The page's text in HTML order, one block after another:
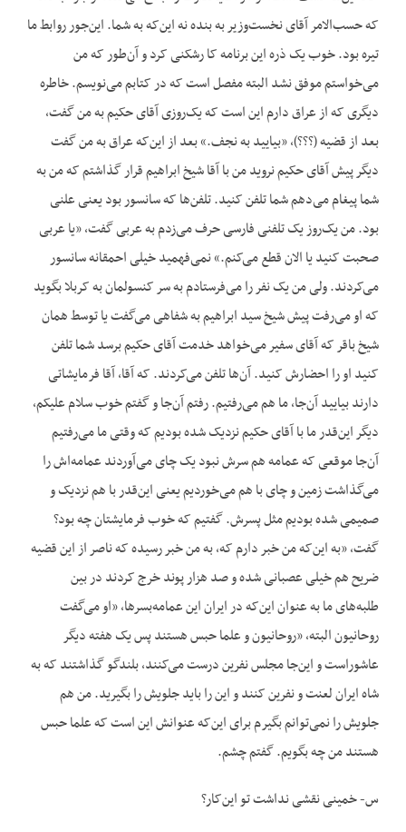
که حسب‌الامر آقای نخست‌وزیر به بنده نه این‌که به شما. این‌جور روابط ما
تیره بود. خوب یک ذره این برنامه کا رشکنی کرد و آن‌طور که من
می‌خواستم موفق نشد البته مفصل است که در کتابم می‌نویسم. خاطره
دیگری که از عراق دارم این است که یک‌روزی آقای حکیم به من گفت،
بعد از قضیه (؟؟؟)، «بیایید به نجف.» بعد از این‌که عراق به من گفت
دیگر پیش آقای حکیم نروید من با آقا شیخ ابراهیم قرار گذاشتم که من به
شما پیغام می‌دهم شما تلفن کنید. تلفن‌ها که سانسور بود یعنی علنی
بود. من یک‌روز یک تلفنی فارسی حرف می‌زدم به عربی گفت، «یا عربی
صحبت کنید یا الان قطع می‌کنم.» نمی‌فهمید خیلی احمقانه سانسور
می‌کردند. ولی من یک نفر را می‌فرستادم به سر کنسولمان به کربلا بگوید
که او می‌رفت پیش شیخ سید ابراهیم به شفاهی می‌گفت یا توسط همان
شیخ باقر که آقای سفیر می‌خواهد خدمت آقای حکیم برسد شما تلفن
کنید او را احضارش کنید. آن‌ها تلفن می‌کردند. که آقا، آقا فرمایشاتی
دارند بیایید آن‌جا، ما هم می‌رفتیم. رفتم آن‌جا و گفتم خوب سلام علیکم،
دیگر این‌قدر ما با آقای حکیم نزدیک شده بودیم که وقتی ما می‌رفتیم
آن‌جا موقعی که عمامه هم سرش نبود یک چای می‌آوردند عمامه‌اش را
می‌گذاشت زمین و چای با هم می‌خوردیم یعنی این‌قدر با هم نزدیک و
صمیمی شده بودیم مثل پسرش. گفتیم که خوب فرمایشتان چه بود؟
گفت، «به این‌که من خبر دارم که، به من خبر رسیده که ناصر از این قضیه
ضریح هم خیلی عصبانی شده و صد هزار پوند خرج کردند در بین
طلبه‌های ما به عنوان این‌که در ایران این عمامه‌بسرها، «او می‌گفت
روحانیون البته، «روحانیون و علما حبس هستند پس یک هفته دیگر
عاشوراست و این‌جا مجلس نفرین درست می‌کنند، بلندگو گذاشتند که به
شاه ایران لعنت و نفرین کنند و این را باید جلویش را بگیرید. من هم
جلویش را نمی‌توانم بگیرم برای این‌که عنوانش این است که علما حبس
هستند من چه بگویم. گفتم چشم.
س- خمینی نقشی نداشت تو این‌کار؟